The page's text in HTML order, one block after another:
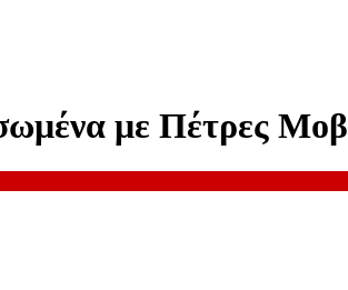
με Πέτρες Μοβ